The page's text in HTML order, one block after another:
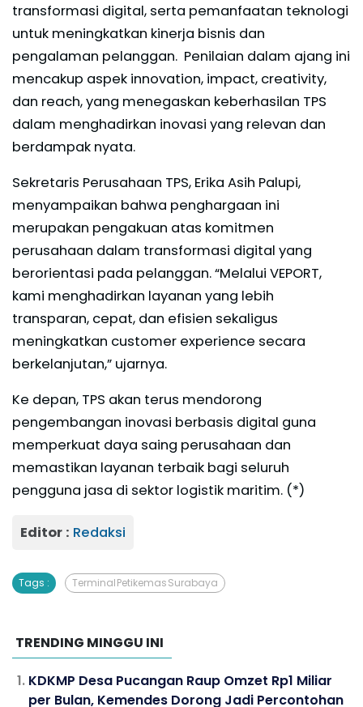
transformasi digital, serta pemanfaatan teknologi
untuk meningkatkan kinerja bisnis dan
pengalaman pelanggan. Penilaian dalam ajang ini
mencakup aspek innovation, impact, creativity,
dan reach, yang menegaskan keberhasilan TPS
dalam menghadirkan inovasi yang relevan dan
berdampak nyata.
Sekretaris Perusahaan TPS, Erika Asih Palupi,
menyampaikan bahwa penghargaan ini
merupakan pengakuan atas komitmen
perusahaan dalam transformasi digital yang
berorientasi pada pelanggan. “Melalui VEPORT,
kami menghadirkan layanan yang lebih
transparan, cepat, dan efisien sekaligus
meningkatkan customer experience secara
berkelanjutan,” ujarnya.
Ke depan, TPS akan terus mendorong
pengembangan inovasi berbasis digital guna
memperkuat daya saing perusahaan dan
memastikan layanan terbaik bagi seluruh
pengguna jasa di sektor logistik maritim. (*)
Editor : Redaksi
Tags : Terminal Petikemas Surabaya
TRENDING MINGGU INI
KDKMP Desa Pucangan Raup Omzet Rp1 Miliar
per Bulan, Kemendes Dorong Jadi Percontohan